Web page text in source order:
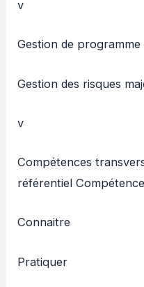
v
Gestion de programme
Gestion des risques
v
Compétences
référentiel
Connaitre
Pratiquer